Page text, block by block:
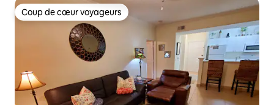
Coup de cœur voyageurs
Coup de cœur voyageurs